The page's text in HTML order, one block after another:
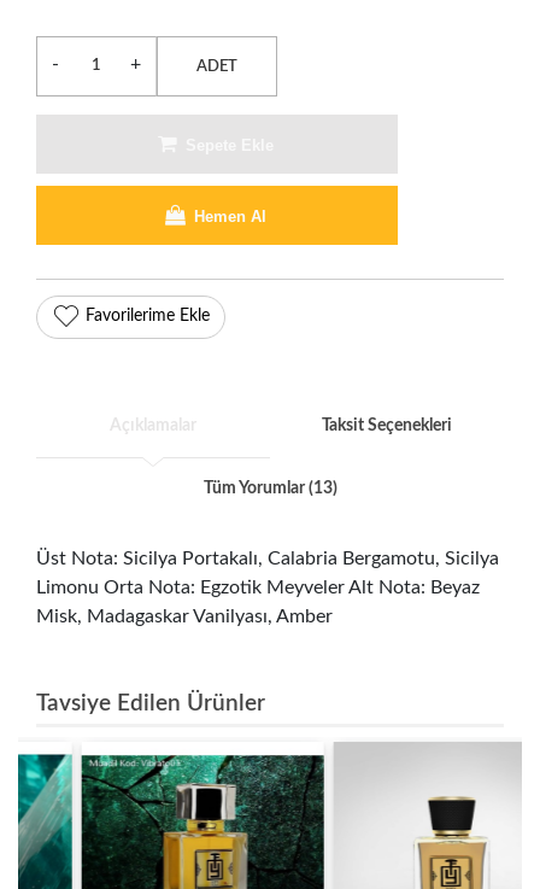
- + ADET
Hemen Al
Favorilerime Ekle
Açıklamalar Taksit Seçenekleri
Tüm Yorumlar (13)
Üst Nota: Sicilya Portakalı, Calabria Bergamotu, Sicilya
Limonu Orta Nota: Egzotik Meyveler Alt Nota: Beyaz
Misk, Madagaskar Vanilyası, Amber
Tavsiye Edilen Ürünler